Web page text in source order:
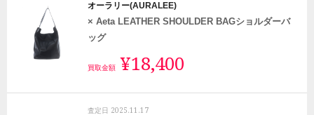
オーラリー(AURALEE)
× Aeta LEATHER SHOULDER BAGショルダーバ
ッグ
買取金額 ¥18,400
査定日 2025.11.17